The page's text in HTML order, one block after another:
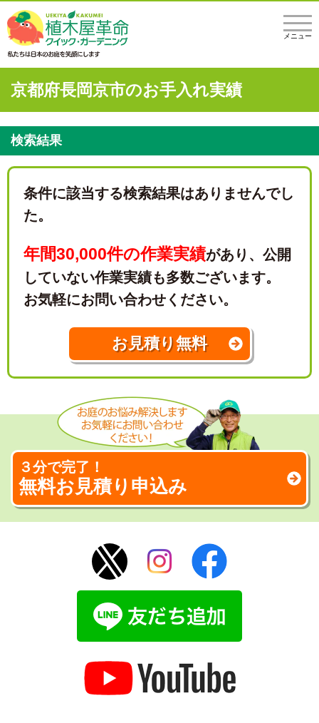
メニュー
京都府長岡京市のお手入れ実績
検索結果
条件に該当する検索結果はありませんでし
た。
年間30,000件の作業実績があり、 公開
していない作業実績も多数ございます。
お気軽にお問い合わせください。
お見積り無料
３分で完了！
無料お見積り申込み